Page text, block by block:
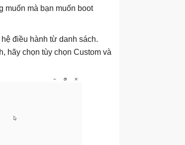
muốn mà bạn muốn boot
điều hành từ danh sách.
hãy chọn tùy chọn Custom và